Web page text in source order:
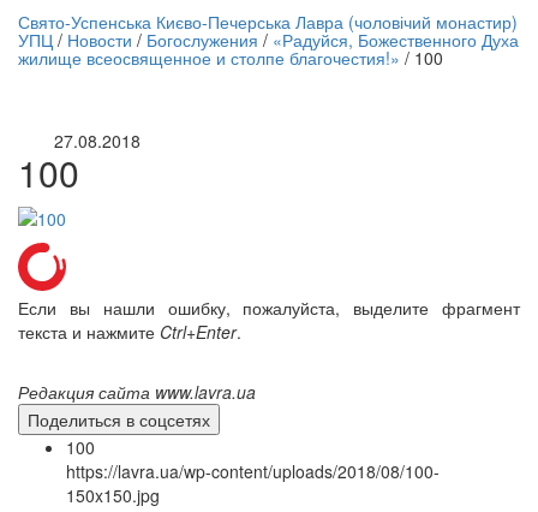
трансляция | 12 сентября
трансляции
Свято-Успенська Києво-Печерська Лавра (чоловічий монастир)
УПЦ / Новости / Богослужения / «Радуйся, Божественного Духа
жилище всеосвященное и столпе благочестия!» / 100
27.08.2018
100
Если вы нашли ошибку, пожалуйста, выделите фрагмент
текста и нажмите Ctrl+Enter.
Редакция сайта www.lavra.ua
Поделиться в соцсетях
100
https://lavra.ua/wp-content/uploads/2018/08/100-
150x150.jpg